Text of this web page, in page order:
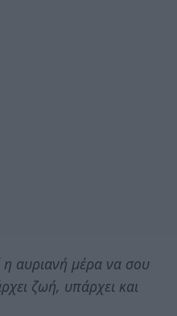
αυριανή μέρα να σου
ζωή, υπάρχει και